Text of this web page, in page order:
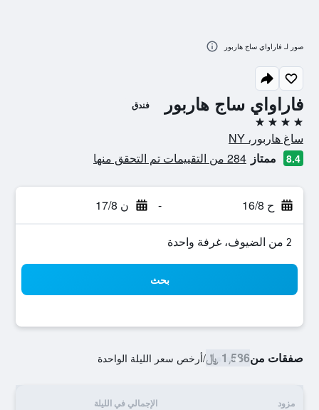
فاراواي ساج هاربور فندق
4 نجوم
ساغ هاربور، NY
8.4 ممتاز 284 من التقييمات تم التحقق منها
ح 16/8 - ن 17/8
2 من الضيوف، غرفة واحدة
بحث
صفقات من1,586 ﷼ /أرخص سعر الليلة الواحدة
مزود الإجمالي في الليلة
صور لـ فاراواي ساج هاربور